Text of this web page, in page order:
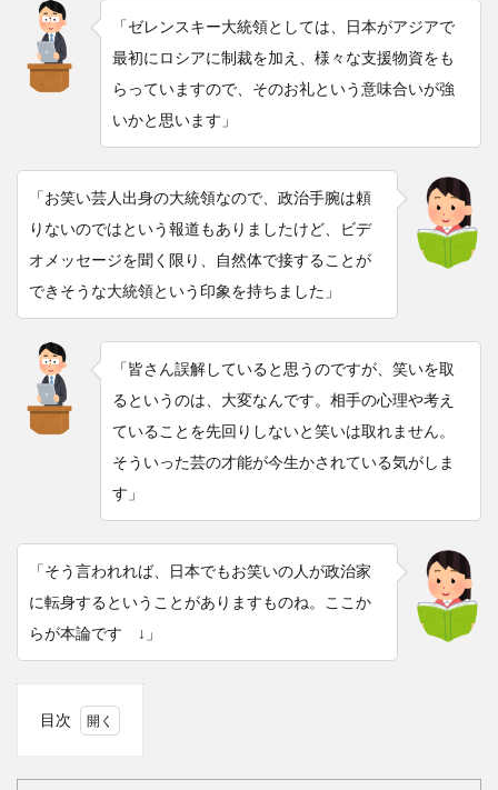
「ゼレンスキー大統領としては、日本がアジアで
最初にロシアに制裁を加え、様々な支援物資をも
らっていますので、そのお礼という意味合いが強
いかと思います」
「お笑い芸人出身の大統領なので、政治手腕は頼
りないのではという報道もありましたけど、ビデ
オメッセージを聞く限り、自然体で接することが
できそうな大統領という印象を持ちました」
「皆さん誤解していると思うのですが、笑いを取
るというのは、大変なんです。相手の心理や考え
ていることを先回りしないと笑いは取れません。
そういった芸の才能が今生かされている気がしま
す」
「そう言われれば、日本でもお笑いの人が政治家
に転身するということがありますものね。ここか
らが本論です ↓」
目次